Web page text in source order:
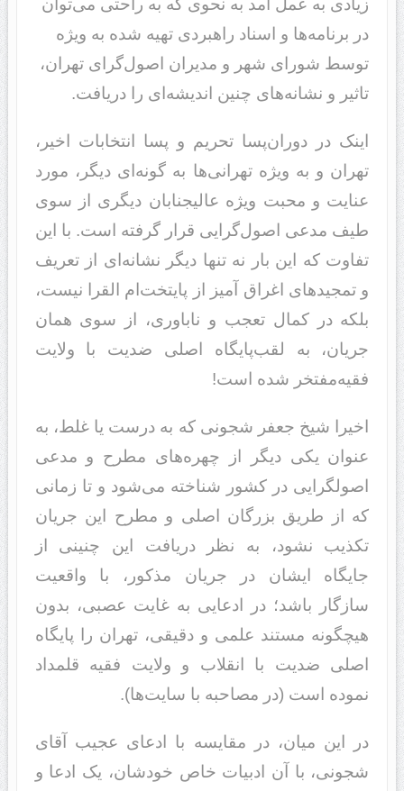
زیادی به عمل آمد به نحوی که به راحتی می‌توان
در برنامه‌ها و اسناد راهبردی تهیه شده به ویژه
توسط شورای شهر و مدیران اصول‌گرای تهران،
تاثیر و نشانه‌های چنین اندیشه‌ای را دریافت.
اینک در دوران‌‌‌پسا تحریم‌‌‌ و ‌‌‌پسا انتخابات‌‌‌ اخیر،
تهران و به ویژه تهرانی‌ها به گونه‌ای دیگر، مورد
عنایت و محبت ویژه عالیجنابان دیگری از سوی
طیف مدعی اصول‌گرایی قرار گرفته است. با این
تفاوت که این بار نه تنها دیگر نشانه‌ای از تعریف
و تمجید‌های اغراق آمیز از پایتخت‌ام القرا نیست،
بلکه در کمال تعجب و ناباوری، از سوی همان
جریان، به لقب‌‌‌پایگاه اصلی ضدیت با ولایت
فقیه‌‌‌مفتخر شده است!
اخیرا‌‌‌ شیخ جعفر شجونی که به درست یا غلط، به
عنوان یکی دیگر از چهره‌های مطرح و مدعی
اصولگرایی در کشور شناخته می‌شود و تا زمانی
که از طریق بزرگان اصلی و مطرح این جریان
تکذیب نشود، به نظر دریافت این چنینی از
جایگاه ایشان در جریان مذکور، با واقعیت
سازگار باشد؛ در ادعایی به غایت عصبی، بدون
هیچگونه مستند علمی و دقیقی، تهران را پایگاه
اصلی ضدیت با انقلاب و ولایت فقیه قلمداد
نموده است (در مصاحبه با سایت‌ها).
در این میان، در مقایسه با ادعای عجیب آقای
شجونی، با آن ادبیات خاص خودشان، یک ادعا و